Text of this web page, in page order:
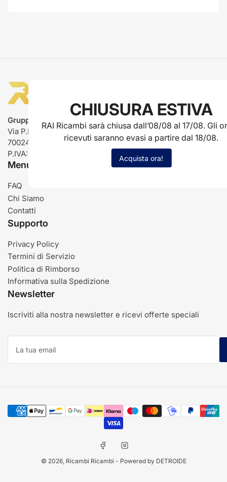
Gruppo Rai ricambi
Via P.L. Nervi, 66
70024 Gravina in Puglia (BA)
P.IVA: IT03485840726
Menu
FAQ
Chi Siamo
Contatti
Supporto
Privacy Policy
Termini di Servizio
Politica di Rimborso
Informativa sulla Spedizione
Newsletter
Iscriviti alla nostra newsletter e ricevi offerte speciali
La
tua
Modalità
di
pagamento
FacebookInstagram
© 2026, Ricambi Ricambi - Powered by DETROIDE
CHIUSURA ESTIVA
RAI Ricambi sarà chiusa dall’08/08 al 17/08. Gli
ricevuti saranno evasi a partire dal 18/08.
Acquista ora!